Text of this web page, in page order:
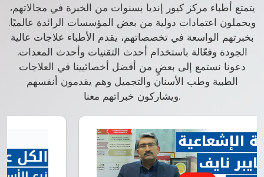
يتمتع أطباء مركز كيور إنديا بسنوات من الخبرة في مجالاتهم،
ويحملون اعتمادات دولية من بعض المؤسسات الرائدة عالميًا.
بخبرتهم الواسعة في تخصصاتهم، يقدم الأطباء علاجات عالية
الجودة وفعّالة باستخدام أحدث التقنيات وأحدث المعدات.
دعونا نستمع إلى بعضٍ من أفضل أخصائيينا في العلاجات
الطبية وطب الأسنان والتجميل وهم يقدمون أنفسهم
ويشاركون خبراتهم معنا.